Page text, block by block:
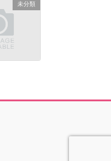
未分類